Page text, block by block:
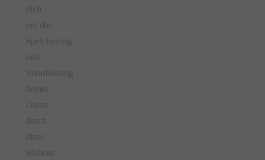
dich
mit der
Speicherung
und
Verarbeitung
deiner
Daten
durch
diese
Website